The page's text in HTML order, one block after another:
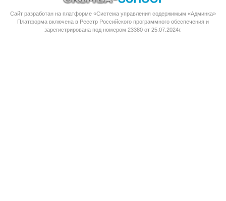
Сайт разработан на платформе «Система управления содержимым «Админка»
Платформа включена в Реестр Российского программного обеспечения и
зарегистрирована под номером 23380 от 25.07.2024г.